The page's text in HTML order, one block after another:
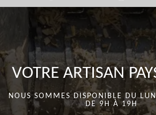
VOTRE ARTISAN
NOUS SOMMES DISPONIBLE DU
DE 9H À 19H